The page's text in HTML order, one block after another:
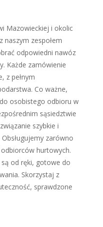
Mazowieckiej i okolic
naszym zespołem
odpowiedni nawóz
Każde zamówienie
z pełnym
Co ważne,
osobistego odbioru w
sąsiedztwie
szybkie i
zarówno
hurtowych.
od ręki, gotowe do
Skorzystaj z
sprawdzone